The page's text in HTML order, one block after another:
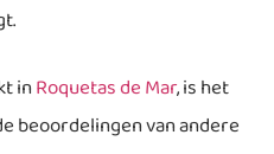
inRoquetas de Mar, is het
beoordelingen van andere